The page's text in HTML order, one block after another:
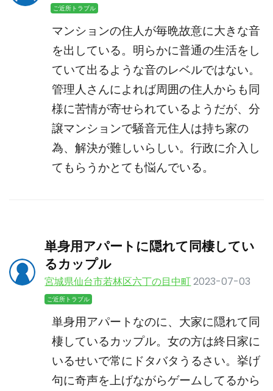
ご近所トラブル
マンションの住人が毎晩故意に大きな音
を出している。明らかに普通の生活をし
ていて出るような音のレベルではない。
管理人さんによれば周囲の住人からも同
様に苦情が寄せられているようだが、分
譲マンションで騒音元住人は持ち家の
為、解決が難しいらしい。行政に介入し
てもらうかとても悩んでいる。
単身用アパートに隠れて同棲してい
るカップル
宮城県仙台市若林区六丁の目中町2023-07-03
ご近所トラブル
単身用アパートなのに、大家に隠れて同
棲しているカップル。女の方は終日家に
いるせいで常にドタバタうるさい。挙げ
句に奇声を上げながらゲームしてるから